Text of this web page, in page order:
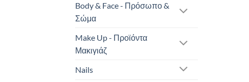
Body & Face - Πρόσωπο &
Σώμα
Make Up - Προϊόντα
Μακιγιάζ
Nails